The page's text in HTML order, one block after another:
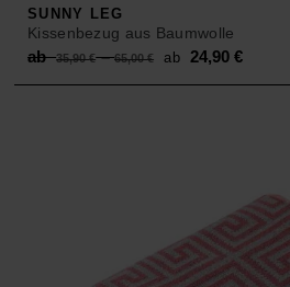
SUNNY LEG
Kissenbezug aus Baumwolle
ab35,90€–65,00€
Original
price
ab 24,90 €Current
price